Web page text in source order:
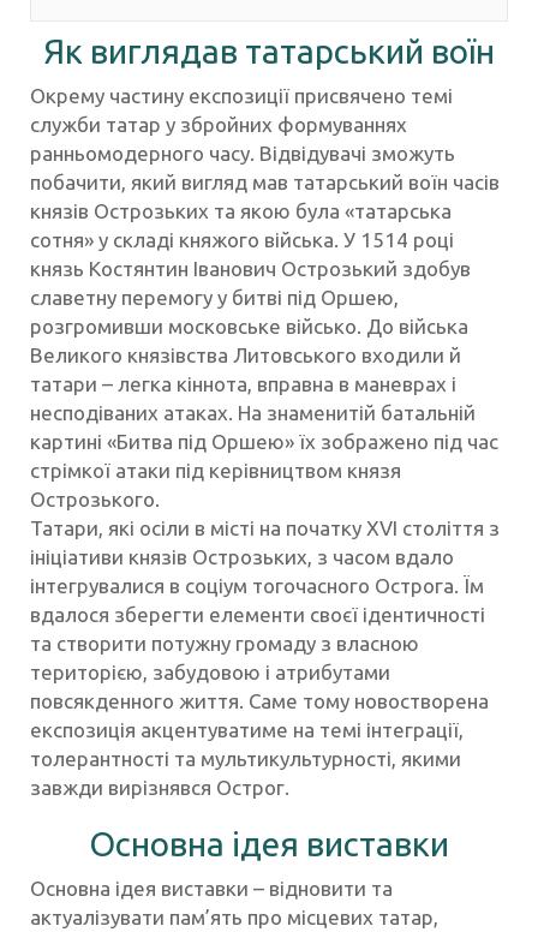
Як виглядав татарський воїн
Окрему частину експозиції присвячено темі
служби татар у збройних формуваннях
ранньомодерного часу. Відвідувачі зможуть
побачити, який вигляд мав татарський воїн часів
князів Острозьких та якою була «татарська
сотня» у складі княжого війська. У 1514 році
князь Костянтин Іванович Острозький здобув
славетну перемогу у битві під Оршею,
розгромивши московське військо. До війська
Великого князівства Литовського входили й
татари – легка кіннота, вправна в маневрах і
несподіваних атаках. На знаменитій батальній
картині «Битва під Оршею» їх зображено під час
стрімкої атаки під керівництвом князя
Острозького.
Татари, які осіли в місті на початку XVI століття з
ініціативи князів Острозьких, з часом вдало
інтегрувалися в соціум тогочасного Острога. Їм
вдалося зберегти елементи своєї ідентичності
та створити потужну громаду з власною
територією, забудовою і атрибутами
повсякденного життя. Саме тому новостворена
експозиція акцентуватиме на темі інтеграції,
толерантності та мультикультурності, якими
завжди вирізнявся Острог.
Основна ідея виставки
Основна ідея виставки – відновити та
актуалізувати пам’ять про місцевих татар,